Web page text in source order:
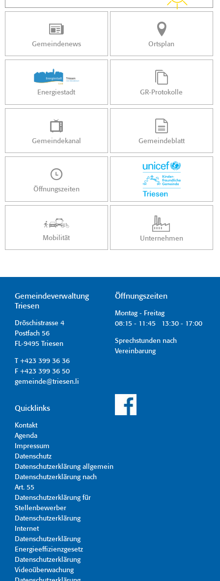
Gemeindenews Ortsplan
Energiestadt GR-Protokolle
Gemeindekanal Gemeindeblatt
Öffnungszeiten
Mobilität Unternehmen
Gemeindeverwaltung
Triesen
Dröschistrasse 4
Postfach 56
FL-9495 Triesen
T +423 399 36 36
F +423 399 36 50
gemeinde@triesen.li
Öffnungszeiten
Montag - Freitag
08:15 - 11:45 13:30 - 17:00
Sprechstunden nach
Vereinbarung
Quicklinks
Kontakt
Agenda
Impressum
Datenschutz
Datenschutzerklärung allgemein
Datenschutzerklärung nach
Art. 55
Datenschutzerklärung für
Stellenbewerber
Datenschutzerklärung
Internet
Datenschutzerklärung
Energieeffizienzgesetz
Datenschutzerklärung
Videoüberwachung